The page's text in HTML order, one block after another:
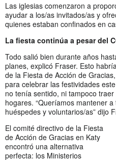
Las iglesias comenzaron a
ayudar a los/as invitados/as y
quienes estaban confinados en
La fiesta continúa a pesar del
Todo salió bien durante años
planes, explicó Fraser. Esto
de la Fiesta de Acción de
para celebrar las festividades
no tenía sentido, ni tampoco
hogares. “Queríamos mantener
huéspedes y voluntarios/as” dijo
El comité directivo de la Fiesta
de Acción de Gracias en Katy
encontró una alternativa
perfecta: los Ministerios